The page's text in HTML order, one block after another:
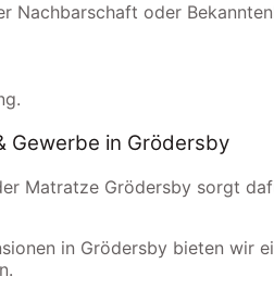
Nachbarschaft oder
Gewerbe in Grödersby
Matratze Grödersby sorgt
in Grödersby bieten wir